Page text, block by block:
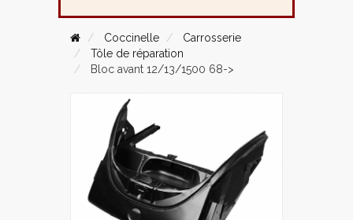
Coccinelle
Carrosserie
Tôle de réparation
Bloc avant 12/13/1500 68->